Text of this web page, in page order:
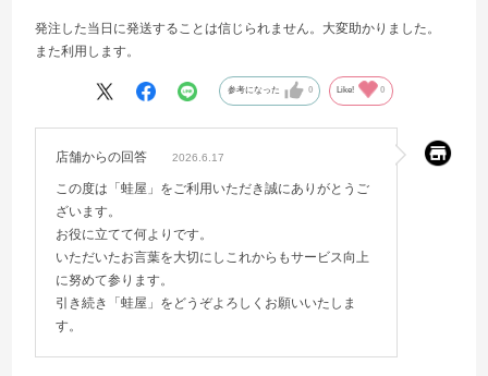
発注した当日に発送することは信じられません。大変助かりました。
また利用します。
参考になった 0 Like! 0
店舗からの回答 2026.6.17
この度は「蛙屋」をご利用いただき誠にありがとうご
ざいます。
お役に立てて何よりです。
いただいたお言葉を大切にしこれからもサービス向上
に努めて参ります。
引き続き「蛙屋」をどうぞよろしくお願いいたしま
す。